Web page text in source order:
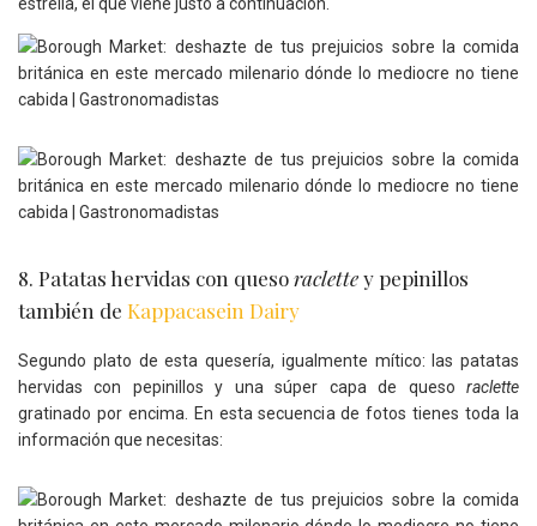
8. Patatas hervidas con quesoraclettey pepinillos
también de Kappacasein Dairy
Segundo plato de esta quesería, igualmente mítico: las patatas
hervidas con pepinillos y una súper capa de queso raclette
gratinado por encima. En esta secuencia de fotos tienes toda la
información que necesitas: